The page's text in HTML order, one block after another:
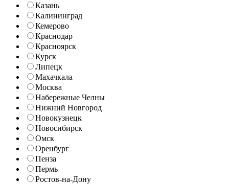
Казань
Калининград
Кемерово
Краснодар
Красноярск
Курск
Липецк
Махачкала
Москва
Набережные Челны
Нижний Новгород
Новокузнецк
Новосибирск
Омск
Оренбург
Пенза
Пермь
Ростов-на-Дону